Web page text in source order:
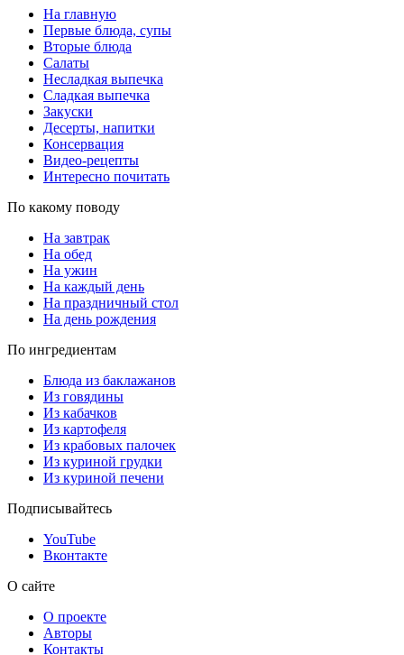
На главную
Первые блюда, супы
Вторые блюда
Салаты
Несладкая выпечка
Сладкая выпечка
Закуски
Десерты, напитки
Консервация
Видео-рецепты
Интересно почитать
По какому поводу
На завтрак
На обед
На ужин
На каждый день
На праздничный стол
На день рождения
По ингредиентам
Блюда из баклажанов
Из говядины
Из кабачков
Из картофеля
Из крабовых палочек
Из куриной грудки
Из куриной печени
Подписывайтесь
YouTube
Вконтакте
О сайте
О проекте
Авторы
Контакты